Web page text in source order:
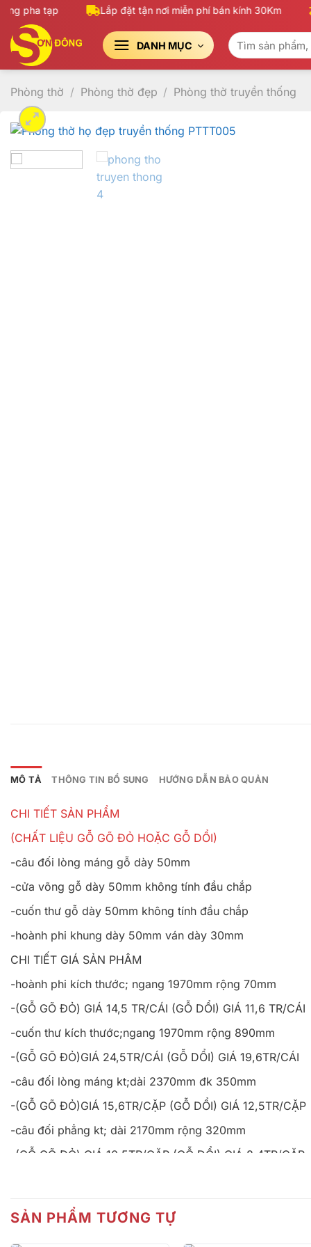
Bỏ
nội
dung
pha tạp Lắp đặt tận nơi miễn phí bán kính 30Km
DANH MỤC
Tìm
kiếm:
Phòng thờ / Phòng thờ đẹp / Phòng thờ truyền thống
MÔ TẢ THÔNG TIN BỔ SUNG HƯỚNG DẪN BẢO QUẢN
CHI TIẾT SẢN PHẨM
(CHẤT LIỆU GỖ GÕ ĐỎ HOẶC GỖ DỔI)
-câu đối lòng máng gỗ dày 50mm
-cửa võng gỗ dày 50mm không tính đầu chắp
-cuốn thư gỗ dày 50mm không tính đầu chắp
-hoành phi khung dày 50mm ván dày 30mm
CHI TIẾT GIÁ SẢN PHÂM
-hoành phi kích thước; ngang 1970mm rộng 70mm
-(GỖ GÕ ĐỎ) GIÁ 14,5 TR/CÁI (GỖ DỔI) GIÁ 11,6 TR/CÁI
-cuốn thư kích thước;ngang 1970mm rộng 890mm
-(GỖ GÕ ĐỎ)GIÁ 24,5TR/CÁI (GỖ DỔI) GIÁ 19,6TR/CÁI
-câu đối lòng máng kt;dài 2370mm đk 350mm
-(GỖ GÕ ĐỎ)GIÁ 15,6TR/CẶP (GỖ DỔI) GIÁ 12,5TR/CẶP
-câu đối phẳng kt; dài 2170mm rộng 320mm
-(GỖ GÕ ĐỎ) GIÁ 10,5TR/CẶP (GỖ DỔI) GIÁ 8,4TR/CẶP
-cửa võng triện tính theo độ dài thân cửa võng(ko tính
SẢN PHẨM TƯƠNG TỰ